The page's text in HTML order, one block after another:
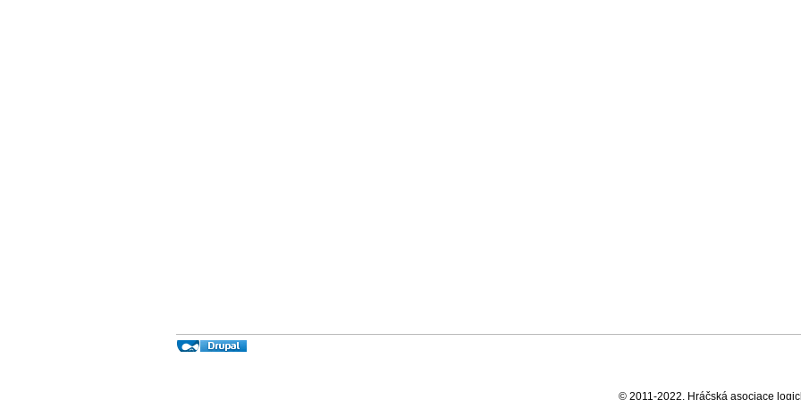
© 2011-2022, Hráčská asociace